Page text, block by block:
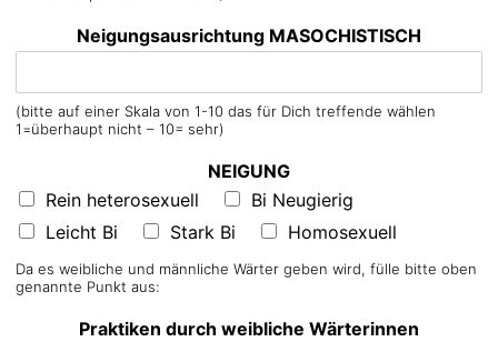
Neigungsausrichtung MASOCHISTISCH
(bitte auf einer Skala von 1-10 das für Dich treffende wählen
1=überhaupt nicht – 10= sehr)
NEIGUNG
Rein heterosexuell
Bi Neugierig
Leicht Bi
Stark Bi Homosexuell
Da es weibliche und männliche Wärter geben wird, fülle bitte oben
genannte Punkt aus:
Praktiken durch weibliche Wärterinnen